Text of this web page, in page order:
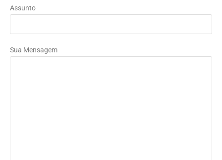
Assunto
Sua Mensagem